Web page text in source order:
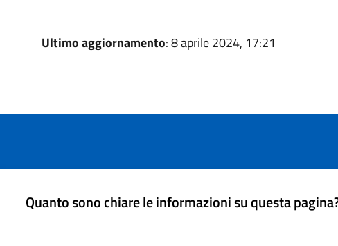
Ultimo aggiornamento: 8 aprile 2024, 17:21
Quanto sono chiare le informazioni su questa